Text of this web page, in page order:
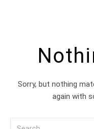
Sorry, but nothing
again with